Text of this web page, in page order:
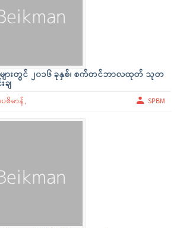
များတွင် ၂၀၁၆ ခုနှစ်၊ စက်တင်ဘာလထုတ် သုတ
ျ
ေဗိမာန်, SPBM